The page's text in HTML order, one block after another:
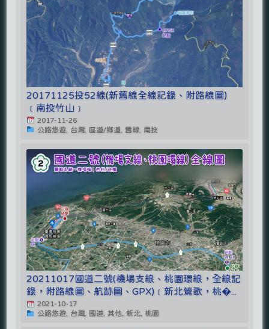
20171125投52線(新舊線全線記錄、附路線圖)
﹝南投竹山﹞
2017-11-26
公路悠遊, 台灣, 區道/鄉道, 舊線, 南投
20211017國道二號(機場支線、桃園環線，全線記
錄，附路線圖、航跡圖、GPX)﹝新北鶯歌，桃�...
2021-10-17
公路悠遊, 台灣, 國道, 其他, 新北, 桃園